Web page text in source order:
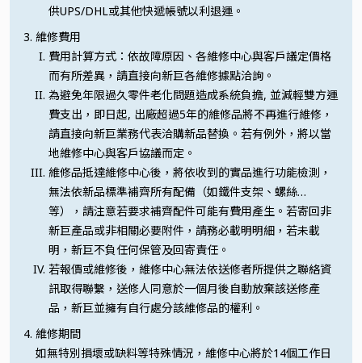
供UPS/DHL或其他快遞帳號以利退運。
維修費用
費用計算方式：依故障原因、各維修中心與客戶議定價格
而有所差異，請直接向新巨各維修據點洽詢。
為避免年限過久零件老化問題造成系統負擔, 並減輕雙方運
費支出，即日起, 出廠超過5年的維修品將不再進行維修，
請直接向新巨業務代表洽購新品替換。若有例外，將以當
地維修中心與客戶協議而定。
維修品抵達維修中心後，將依收到的實品進行功能檢測，
無法依新品標準補齊所有配備（如鐵件支架、螺絲…
等），請注意若要求補齊配件可能有費用產生。若寄回非
新巨產品或非相關必要附件，請務必載明明細，若未載
明，新巨不負任何保管及回寄責任。
若報價或維修後，維修中心無法依送修者所提供之聯絡資
訊取得聯繫，送修人同意於一個月後自動放棄該送修產
品，新巨並擁有自行處分該維修品的權利。
維修期間
如無特別損壞或缺料等特殊情況，維修中心將於14個工作日